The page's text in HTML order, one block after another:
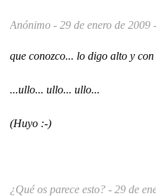
Anónimo - 29 de enero de 2009
que conozco... lo digo alto y con
...ullo... ullo... ullo...
(Huyo :-)
¿Qué os parece esto? - 29 de